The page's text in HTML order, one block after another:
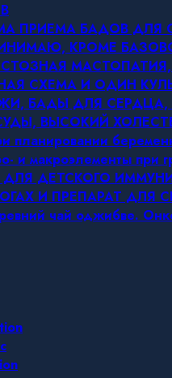
ПРИЕМА БАДОВ
КРОМЕ
МАСТОПАТИЯ,
СХЕМА И ОДИН
БАДЫ ДЛЯ
ВЫСОКИЙ
планировании
и макроэлементы при
ДЕТСКОГО
И ПРЕПАРАТ ДЛЯ
чай оджибве.